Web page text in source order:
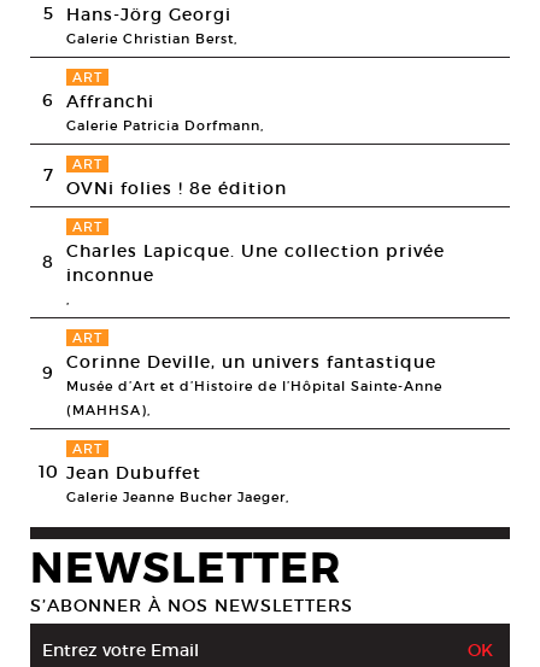
5 Hans-Jörg Georgi
Galerie Christian Berst,
6
ART
Affranchi
Galerie Patricia Dorfmann,
7 ART
OVNi folies ! 8e édition
8
ART
Charles Lapicque. Une collection privée
inconnue
,
9
ART
Corinne Deville, un univers fantastique
Musée d’Art et d’Histoire de l’Hôpital Sainte-Anne
(MAHHSA),
10
ART
Jean Dubuffet
Galerie Jeanne Bucher Jaeger,
NEWSLETTER
S’ABONNER À NOS NEWSLETTERS